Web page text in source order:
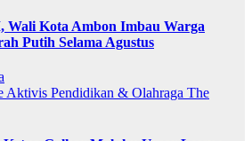
Wali Kota Ambon Imbau Warga
Putih Selama Agustus
Aktivis Pendidikan & Olahraga The